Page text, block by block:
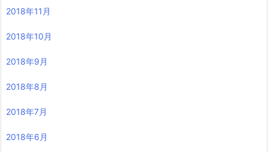
2018年11月
2018年10月
2018年9月
2018年8月
2018年7月
2018年6月